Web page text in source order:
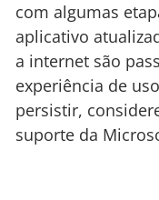
com algumas
aplicativo
a internet são
experiência de
persistir,
suporte da